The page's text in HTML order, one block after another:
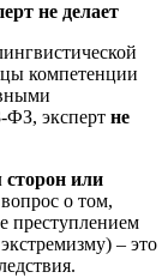
не делает
компетенции
эксперт не
сторон или
о том,
преступлением
– это
.